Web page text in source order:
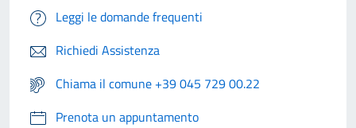
Leggi le domande frequenti
Richiedi Assistenza
Chiama il comune +39 045 729 00.22
Prenota un appuntamento